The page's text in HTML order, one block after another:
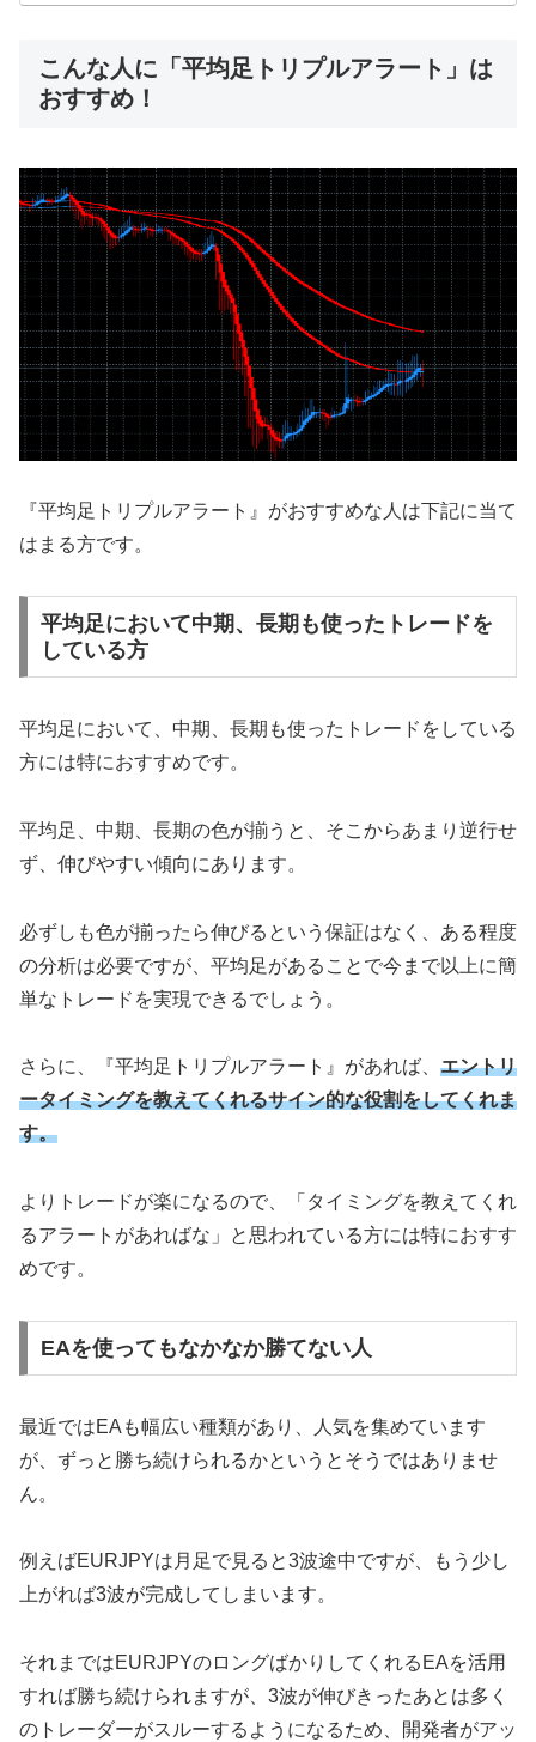
こんな人に「平均足トリプルアラート」は
おすすめ！
『平均足トリプルアラート』がおすすめな人は下記に当て
はまる方です。
平均足において中期、長期も使ったトレードを
している方
平均足において、中期、長期も使ったトレードをしている
方には特におすすめです。
平均足、中期、長期の色が揃うと、そこからあまり逆行せ
ず、伸びやすい傾向にあります。
必ずしも色が揃ったら伸びるという保証はなく、ある程度
の分析は必要ですが、平均足があることで今まで以上に簡
単なトレードを実現できるでしょう。
さらに、『平均足トリプルアラート』があれば、 エントリ
ータイミングを教えてくれるサイン的な役割をしてくれま
す。
よりトレードが楽になるので、「タイミングを教えてくれ
るアラートがあればな」と思われている方には特におすす
めです。
EAを使ってもなかなか勝てない人
最近ではEAも幅広い種類があり、人気を集めています
が、ずっと勝ち続けられるかというとそうではありませ
ん。
例えばEURJPYは月足で見ると3波途中ですが、もう少し
上がれば3波が完成してしまいます。
それまではEURJPYのロングばかりしてくれるEAを活用
すれば勝ち続けられますが、3波が伸びきったあとは多く
のトレーダーがスルーするようになるため、開発者がアッ